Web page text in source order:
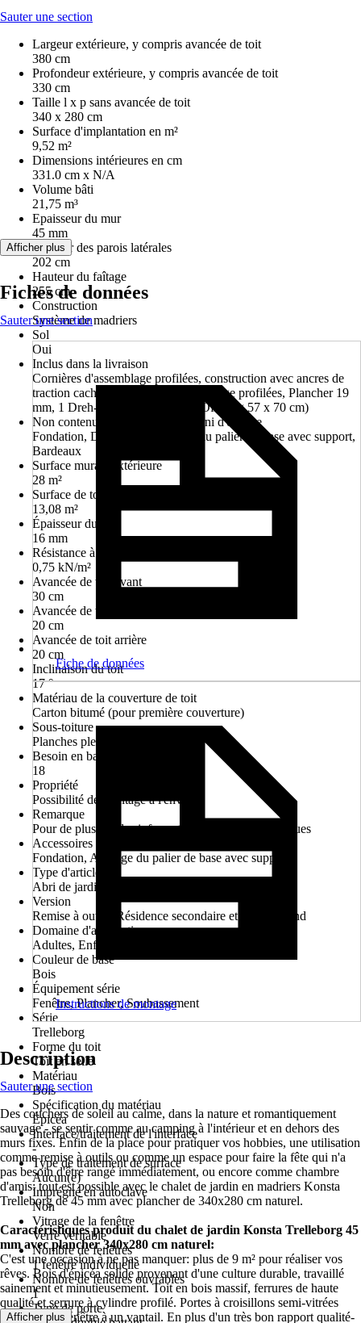
Sauter une section
Largeur extérieure, y compris avancée de toit
380 cm
Profondeur extérieure, y compris avancée de toit
330 cm
Taille l x p sans avancée de toit
340 x 280 cm
Surface d'implantation en m²
9,52 m²
Dimensions intérieures en cm
331.0 cm x N/A
Volume bâti
21,75 m³
Epaisseur du mur
45 mm
Hauteur des parois latérales
202 cm
Hauteur du faîtage
255 cm
Construction
Système de madriers
Sol
Oui
Inclus dans la livraison
Cornières d'assemblage profilées, construction avec ancres de
traction cachées, cornières d'assemblage profilées, Plancher 19
mm, 1 Dreh-Kipp-Einzelfenster (Öffnung 57 x 70 cm)
Non contenu dans le matériel fourni d'origine
Fondation, Décoration, Ancrage du palier de base avec support,
Bardeaux
Surface murale extérieure
28 m²
Surface de toit
13,08 m²
Épaisseur du toit
16 mm
Résistance à la charge de la neige
0,75 kN/m²
Avancée de toit avant
30 cm
Avancée de toit latérale
20 cm
Avancée de toit arrière
20 cm
Inclinaison du toit
17 °
Matériau de la couverture de toit
Carton bitumé (pour première couverture)
Sous-toiture
Planches pleines
Besoin en bardeaux en m²
18
Propriété
Possibilité de montage à l'envers
Remarque
Pour de plus amples informations, cf. fiches techniques
Accessoires requis
Fondation, Ancrage du palier de base avec support
Type d'article
Abri de jardin
Version
Remise à outils, Résidence secondaire et de week-end
Domaine d'application
Adultes, Enfants
Couleur de base
Bois
Équipement série
Fenêtre, Plancher, Soubassement
Série
Trelleborg
Forme du toit
Toit en selle
Matériau
Bois
Spécification du matériau
Épicéa
Interface/traitement de l'interface
-
Type de traitement de surface
Aucun(e)
Imprégné en autoclave
Non
Vitrage de la fenêtre
Verre véritable
Nombre de fenêtres
1 fenêtre individuelle
Nombre de fenêtres ouvrables
1
Type de porte
Afficher plus
Fiches de données
Sauter une section
Fiche de données
Instructions de montage
Description
Sauter une section
Des couchers de soleil au calme, dans la nature et romantiquement
sauvage - se sentir comme au camping à l'intérieur et en dehors des
murs fixes. Enfin de la place pour pratiquer vos hobbies, une utilisation
comme remise à outils ou comme un espace pour faire la fête qui n'a
pas besoin d'être rangé immédiatement, ou encore comme chambre
d'amis: tout est possible avec le chalet de jardin en madriers Konsta
Trelleborg de 45 mm avec plancher de 340x280 cm naturel.
Caractéristiques produit du chalet de jardin Konsta Trelleborg 45
mm avec plancher 340x280 cm naturel:
C'est une occasion à ne pas manquer: plus de 9 m² pour réaliser vos
rêves. Bois d'épicéa solide provenant d'une culture durable, travaillé
sainement et minutieusement. Toit en bois massif, ferrures de haute
qualité et serrure à cylindre profilé. Portes à croisillons semi-vitrées
ainsi qu'une fenêtre à un vantail. En plus d'un très bon rapport qualité-
Afficher plus